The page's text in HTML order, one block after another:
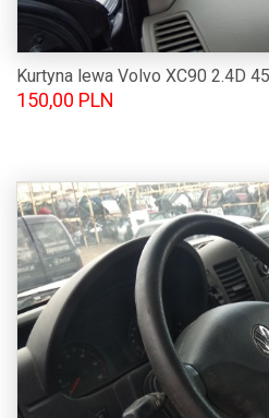
Kurtyna lewa Volvo XC90 2.4D
150,00 PLN